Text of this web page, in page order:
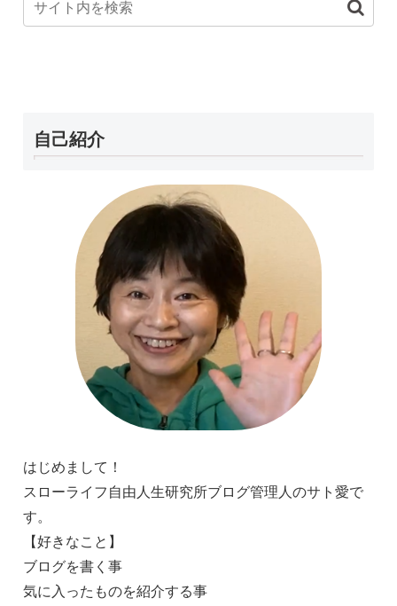
自己紹介
はじめまして！
スローライフ自由人生研究所ブログ管理人のサト愛で
す。
【好きなこと】
ブログを書く事
気に入ったものを紹介する事